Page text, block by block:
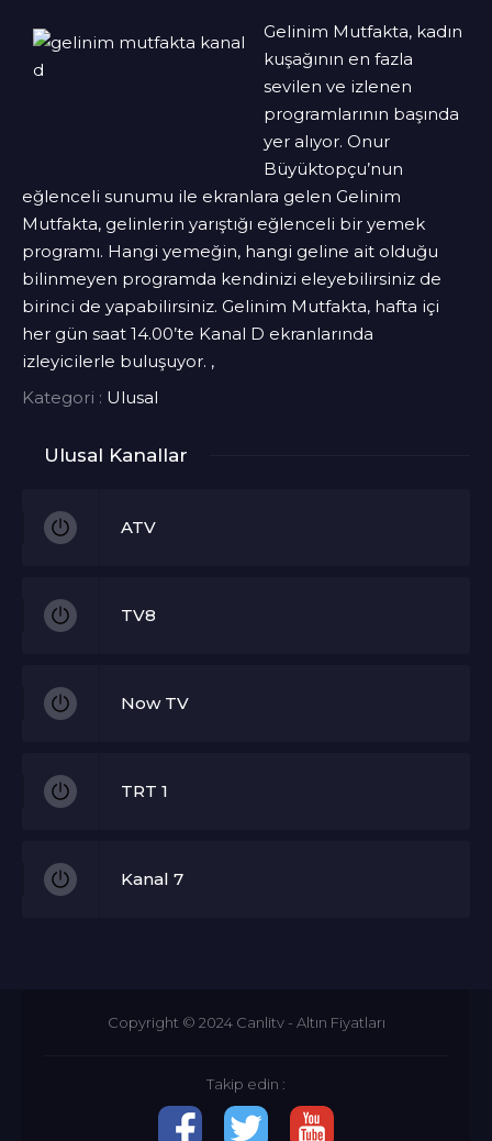
Gelinim Mutfakta, kadın
kuşağının en fazla
sevilen ve izlenen
programlarının başında
yer alıyor. Onur
Büyüktopçu’nun
eğlenceli sunumu ile ekranlara gelen Gelinim
Mutfakta, gelinlerin yarıştığı eğlenceli bir yemek
programı. Hangi yemeğin, hangi geline ait olduğu
bilinmeyen programda kendinizi eleyebilirsiniz de
birinci de yapabilirsiniz. Gelinim Mutfakta, hafta içi
her gün saat 14.00’te Kanal D ekranlarında
izleyicilerle buluşuyor. ,
Kategori : Ulusal
Ulusal Kanallar
ATV
TV8
Now TV
TRT 1
Kanal 7
Copyright © 2024 Canlitv- Altın Fiyatları
Takip edin :